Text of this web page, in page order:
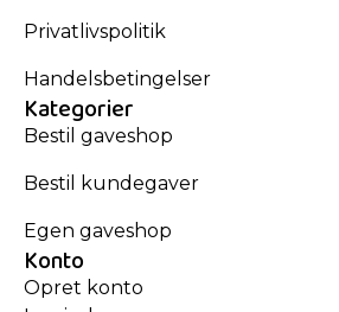
Privatlivspolitik
Handelsbetingelser
Kategorier
Bestil gaveshop
Bestil kundegaver
Egen gaveshop
Konto
Opret konto